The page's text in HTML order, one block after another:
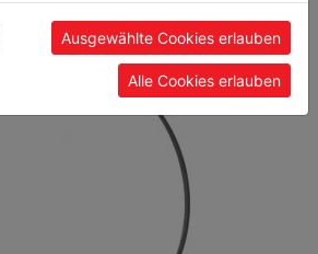
Ausgewählte Cookies erlauben
Alle Cookies erlauben